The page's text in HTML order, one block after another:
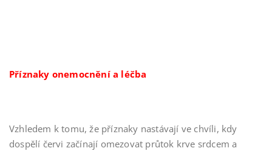
Příznaky onemocnění a léčba
Vzhledem k tomu, že příznaky nastávají ve chvíli, kdy
dospělí červi začínají omezovat průtok krve srdcem a